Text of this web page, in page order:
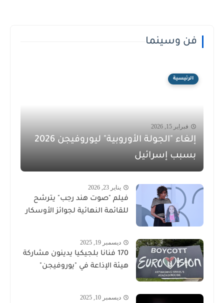
فن وسينما
الرئيسية
فبراير 15, 2026
إلغاء "الجولة الأوروبية" ليوروفيجن 2026
بسبب إسرائيل
يناير 23, 2026
فيلم "صوت هند رجب" يترشح
للقائمة النهائية لجوائز الأوسكار
ديسمبر 19, 2025
170 فنانا بلجيكيا يدينون مشاركة
هيئة الإذاعة في "يوروفيجن"
ديسمبر 10, 2025